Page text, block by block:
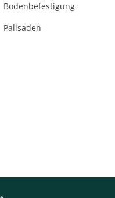
Bodenbefestigung
Palisaden